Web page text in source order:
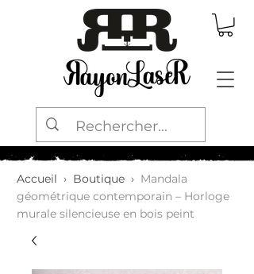
Accueil › Boutique › Mandala
géométrique contemporain – Horloge
murale silencieuse en bois peint